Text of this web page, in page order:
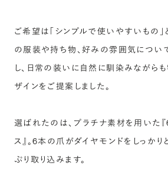
ご希望は「シンプルで使いやすいもの
の服装や持ち物、好みの雰囲気につい
し、日常の装いに自然に馴染みながら
ザインをご提案しました。
選ばれたのは、プラチナ素材を用いた『
ス』。6本の爪がダイヤモンドをしっかり
ぷり取り込みます。